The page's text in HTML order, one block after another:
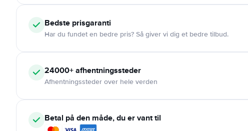
Bedste prisgaranti
Har du fundet en bedre pris? Så giver vi dig et bedre tilbud.
24000+afhentningssteder
Afhentningssteder over hele verden
Betal på den måde, du er vant til